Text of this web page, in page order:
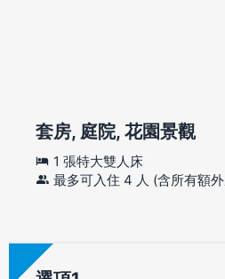
套房, 庭院, 花園景觀
1 張特大雙人床
最多可入住 4 人 (含所有額